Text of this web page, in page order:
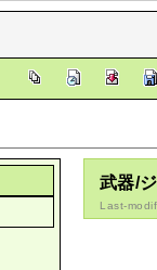
武器/
Last-